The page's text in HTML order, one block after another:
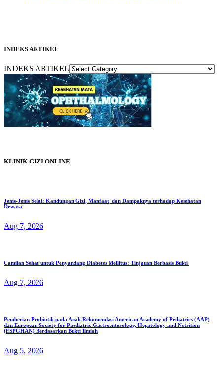
INDEKS ARTIKEL
INDEKS ARTIKEL
KLINIK GIZI ONLINE
Jenis-Jenis Selai: Kandungan Gizi, Manfaat, dan Dampaknya terhadap Kesehatan
Dewasa
Aug 7, 2026
Camilan Sehat untuk Penyandang Diabetes Mellitus: Tinjauan Berbasis Bukti
Aug 7, 2026
Pemberian Probiotik pada Anak Rekomendasi American Academy of Pediatrics (AAP)
dan European Society for Paediatric Gastroenterology, Hepatology and Nutrition
(ESPGHAN) Berdasarkan Bukti Ilmiah
Aug 5, 2026